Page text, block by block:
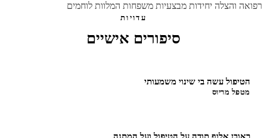
רפואה והצלה יחידות מבצעיות משפחות המלוות לוחמים
עדויות
סיפורים אישיים
הטיפול עשה בי שינוי משמעותי
מטפל מריוס